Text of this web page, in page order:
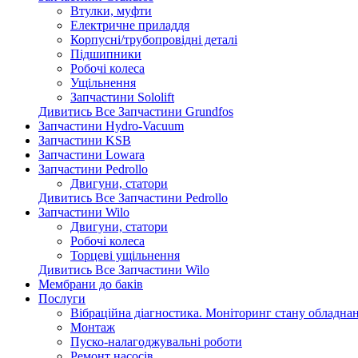
Втулки, муфти
Електричне приладдя
Корпусні/трубопровідні деталі
Підшипники
Робочі колеса
Ущільнення
Запчастини Sololift
Дивитись Все Запчастини Grundfos
Запчастини Hydro-Vacuum
Запчастини KSB
Запчастини Lowara
Запчастини Pedrollo
Двигуни, статори
Дивитись Все Запчастини Pedrollo
Запчастини Wilo
Двигуни, статори
Робочі колеса
Торцеві ущільнення
Дивитись Все Запчастини Wilo
Мембрани до баків
Послуги
Вібраційна діагностика. Моніторинг стану
Монтаж
Пуско-налагоджувальні роботи